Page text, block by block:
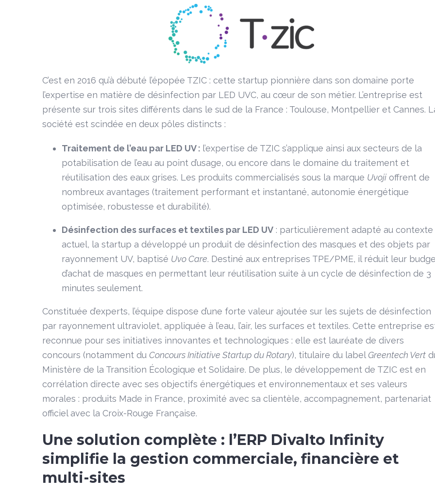
C’est en 2016 qu’à débuté l’épopée TZIC : cette startup pionnière dans son domaine porte
l’expertise en matière de désinfection par LED UVC, au cœur de son métier. L’entreprise est
présente sur trois sites différents dans le sud de la France : Toulouse, Montpellier et Cannes.
société est scindée en deux pôles distincts :
Traitement de l’eau par LED UV : l’expertise de TZIC s’applique ainsi aux secteurs de la
potabilisation de l’eau au point d’usage, ou encore dans le domaine du traitement et
réutilisation des eaux grises. Les produits commercialisés sous la marque Uvoji offrent de
nombreux avantages (traitement performant et instantané, autonomie énergétique
optimisée, robustesse et durabilité).
Désinfection des surfaces et textiles par LED UV : particulièrement adapté au contexte
actuel, la startup a développé un produit de désinfection des masques et des objets par
rayonnement UV, baptisé Uvo Care. Destiné aux entreprises TPE/PME, il réduit leur
d’achat de masques en permettant leur réutilisation suite à un cycle de désinfection de 3
minutes seulement.
Constituée d’experts, l’équipe dispose d’une forte valeur ajoutée sur les sujets de désinfection
par rayonnement ultraviolet, appliquée à l’eau, l’air, les surfaces et textiles. Cette entreprise
reconnue pour ses initiatives innovantes et technologiques : elle est lauréate de divers
concours (notamment du Concours Initiative Startup du Rotary), titulaire du label Greentech Vert
Ministère de la Transition Écologique et Solidaire. De plus, le développement de TZIC est en
corrélation directe avec ses objectifs énergétiques et environnementaux et ses valeurs
morales : produits Made in France, proximité avec sa clientèle, accompagnement, partenariat
officiel avec la Croix-Rouge Française.
Une solution complète : l’ERP Divalto Infinity
simplifie la gestion commerciale, financière et
multi-sites